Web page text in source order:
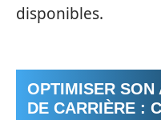
disponibles.
OPTIMISER SON
DE CARRIÈRE :